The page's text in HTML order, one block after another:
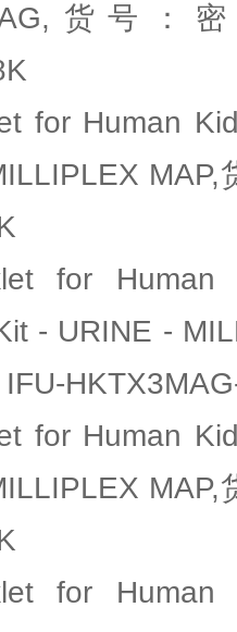
货号：
for Human
MAP,
for Human
- URINE -
for Human
MAP,
for Human